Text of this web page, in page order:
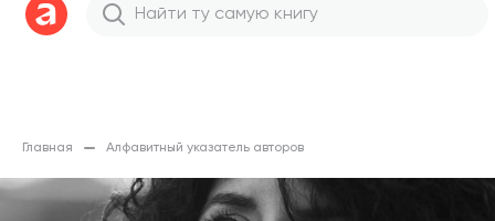
Главная Алфавитный указатель авторов